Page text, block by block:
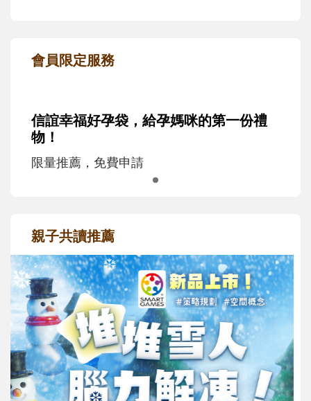
會員限定服務
信誼幸福好孕袋，給孕媽咪的第一份禮
物！
限量推薦，免費申請
親子共讀推薦